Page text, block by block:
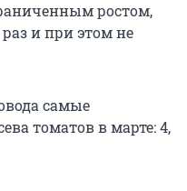
ростом,
и при этом не
самые
томатов в марте: 4,